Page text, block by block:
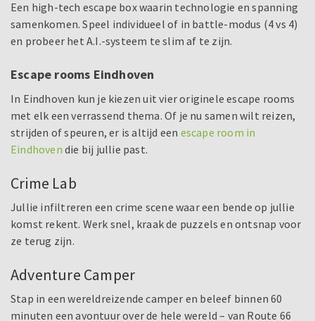
Een high-tech escape box waarin technologie en spanning
samenkomen. Speel individueel of in battle-modus (4 vs 4)
en probeer het A.I.-systeem te slim af te zijn.
Escape rooms Eindhoven
In Eindhoven kun je kiezen uit vier originele escape rooms
met elk een verrassend thema. Of je nu samen wilt reizen,
strijden of speuren, er is altijd een escape room in
Eindhoven die bij jullie past.
Crime Lab
Jullie infiltreren een crime scene waar een bende op jullie
komst rekent. Werk snel, kraak de puzzels en ontsnap voor
ze terug zijn.
Adventure Camper
Stap in een wereldreizende camper en beleef binnen 60
minuten een avontuur over de hele wereld – van Route 66